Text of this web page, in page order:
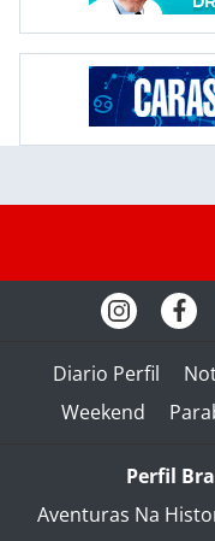
Diario Perfil
Weekend
Perfil
Aventuras Na